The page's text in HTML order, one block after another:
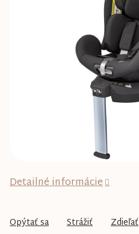
Detailné informácie
Opýtať sa Strážiť Zdieľať